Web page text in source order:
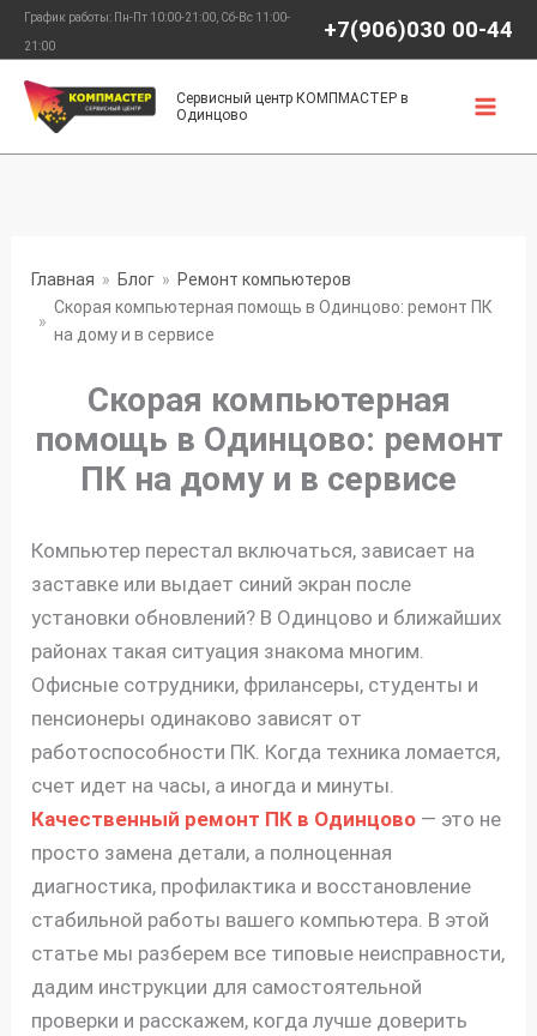
Перейти
содержимому
График работы: Пн-Пт 10:00-21:00, Сб-Вс 11:00-
21:00
+7(906)030 00-44
Сервисный центр КОМПМАСТЕР в
Одинцово
Главная Блог
Ремонт компьютеров
Скорая компьютерная помощь в Одинцово: ремонт ПК
на дому и в сервисе
Скорая компьютерная
помощь в Одинцово: ремонт
ПК на дому и в сервисе
Компьютер перестал включаться, зависает на
заставке или выдает синий экран после
установки обновлений? В Одинцово и ближайших
районах такая ситуация знакома многим.
Офисные сотрудники, фрилансеры, студенты и
пенсионеры одинаково зависят от
работоспособности ПК. Когда техника ломается,
счет идет на часы, а иногда и минуты.
Качественный ремонт ПК в Одинцово — это не
просто замена детали, а полноценная
диагностика, профилактика и восстановление
стабильной работы вашего компьютера. В этой
статье мы разберем все типовые неисправности,
дадим инструкции для самостоятельной
проверки и расскажем, когда лучше доверить